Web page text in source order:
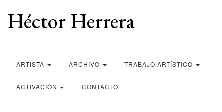
Héctor Herrera
ARTISTA ARCHIVO TRABAJO ARTÍSTICO
ACTIVACIÓN CONTACTO